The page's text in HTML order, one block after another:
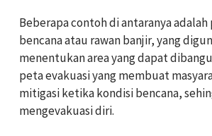
Beberapa contoh di antaranya adalah
bencana atau rawan banjir, yang
menentukan area yang dapat
peta evakuasi yang membuat
mitigasi ketika kondisi bencana,
mengevakuasi diri.